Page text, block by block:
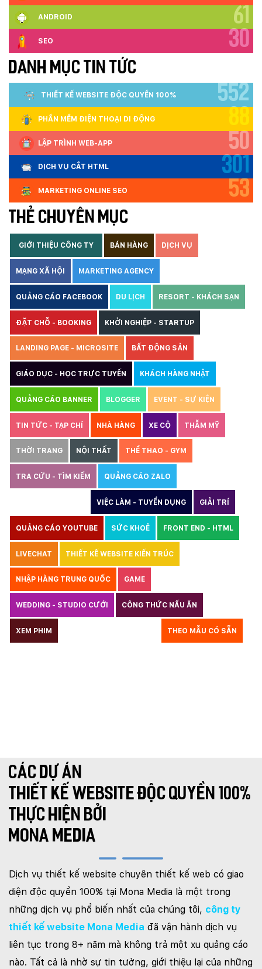
ANDROID 61
SEO 30
DANH MỤC TIN TỨC
THIẾT KẾ WEBSITE ĐỘC QUYỀN 100% 552
PHẦN MỀM ĐIỆN THOẠI DI ĐỘNG 88
LẬP TRÌNH WEB-APP 50
DỊCH VỤ CẮT HTML 301
MARKETING ONLINE SEO 53
THẺ CHUYÊN MỤC
GIỚI THIỆU CÔNG TY BÁN HÀNG DỊCH VỤ
MẠNG XÃ HỘI MARKETING AGENCY
QUẢNG CÁO FACEBOOK DU LỊCH RESORT - KHÁCH SẠN
ĐẶT CHỖ - BOOKING KHỞI NGHIỆP - STARTUP
LANDING PAGE - MICROSITE BẤT ĐỘNG SẢN
GIÁO DỤC - HỌC TRỰC TUYẾN KHÁCH HÀNG NHẬT
QUẢNG CÁO BANNER BLOGGER EVENT - SỰ KIỆN
TIN TỨC - TẠP CHÍ NHÀ HÀNG XE CỘ THẪM MỸ
THỜI TRANG NỘI THẤT THỂ THAO - GYM
TRA CỨU - TÌM KIẾM QUẢNG CÁO ZALO
VIỆC LÀM - TUYỂN DỤNG GIẢI TRÍ
QUẢNG CÁO YOUTUBE SỨC KHOẺ FRONT END - HTML
LIVECHAT THIẾT KẾ WEBSITE KIẾN TRÚC
NHẬP HÀNG TRUNG QUỐC GAME
WEDDING - STUDIO CƯỚI CÔNG THỨC NẤU ĂN
XEM PHIM THEO MẪU CÓ SẴN
CÁC DỰ ÁN
THIẾT KẾ WEBSITE ĐỘC QUYỀN 100%
THỰC HIỆN BỞI
MONA MEDIA
Dịch vụ thiết kế website chuyên thiết kế web có giao
diện độc quyền 100% tại Mona Media là một trong
những dịch vụ phổ biến nhất của chúng tôi, công ty
thiết kế website Mona Media đã vận hành dịch vụ
liên tục trong 8+ năm mà không trả một xu quảng cáo
nào. Tất cả là nhờ sự tin tưởng, giới thiệu lại của những